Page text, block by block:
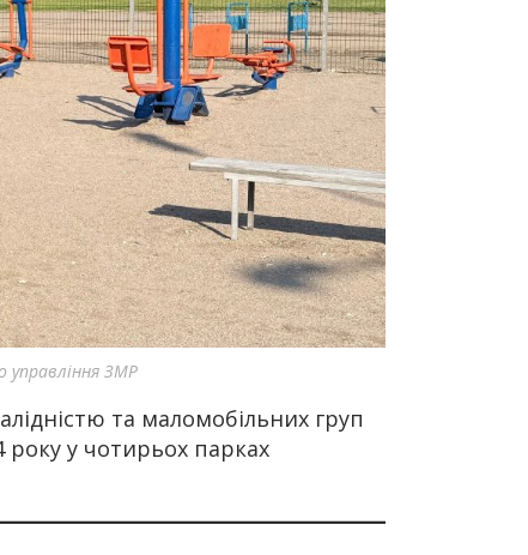
управління ЗМР
та маломобільних груп
року у чотирьох парках